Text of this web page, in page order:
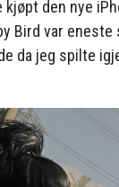
kjøpt den nye
Bird var eneste
da jeg spilte